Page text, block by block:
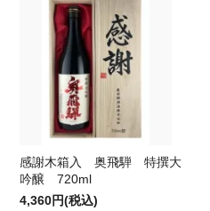
感謝木箱入 奥飛騨 特撰大
吟醸 720ml
4,360円(税込)